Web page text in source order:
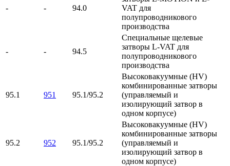
- - 94.0
VAT для
полупроводникового
производства
- - 94.5
Специальные щелевые
затворы L-VAT для
полупроводникового
производства
95.1 951 95.1/95.2
Высоковакуумные (HV)
комбинированные затворы
(управляемый и
изолирующий затвор в
одном корпусе)
95.2 952 95.1/95.2
Высоковакуумные (HV)
комбинированные затворы
(управляемый и
изолирующий затвор в
одном корпусе)